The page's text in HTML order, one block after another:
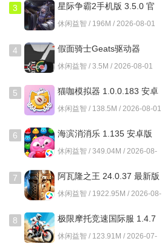
3
星际争霸2手机版 3.5.0 官
方版
休闲益智 / 196M / 2026-08-01
4
假面骑士Geats驱动器
1.0.0 安卓版
休闲益智 / 3.5M / 2026-08-01
5
猫咖模拟器 1.0.0.183 安卓
版
休闲益智 / 138.5M / 2026-08-01
6 海滨消消乐 1.135 安卓版
休闲益智 / 349.04M / 2026-08-
7 阿瓦隆之王 24.0.37 最新版
休闲益智 / 1922.95M / 2026-08-
8
极限摩托竞速国际服 1.4.7
安卓版
休闲益智 / 123.91M / 2026-07-